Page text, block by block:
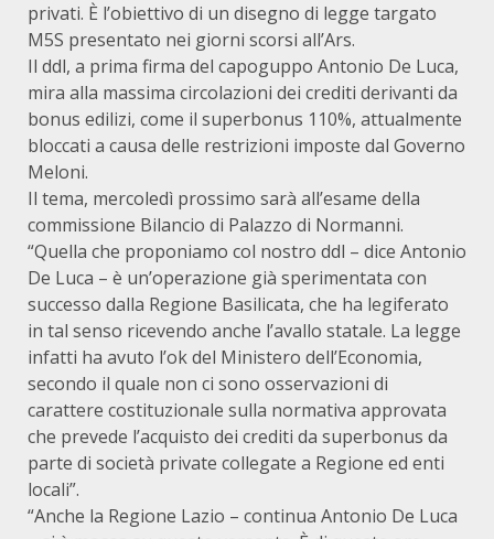
privati. È l’obiettivo di un disegno di legge targato
M5S presentato nei giorni scorsi all’Ars.
Il ddl, a prima firma del capoguppo Antonio De Luca,
mira alla massima circolazioni dei crediti derivanti da
bonus edilizi, come il superbonus 110%, attualmente
bloccati a causa delle restrizioni imposte dal Governo
Meloni.
Il tema, mercoledì prossimo sarà all’esame della
commissione Bilancio di Palazzo di Normanni.
“Quella che proponiamo col nostro ddl – dice Antonio
De Luca – è un’operazione già sperimentata con
successo dalla Regione Basilicata, che ha legiferato
in tal senso ricevendo anche l’avallo statale. La legge
infatti ha avuto l’ok del Ministero dell’Economia,
secondo il quale non ci sono osservazioni di
carattere costituzionale sulla normativa approvata
che prevede l’acquisto dei crediti da superbonus da
parte di società private collegate a Regione ed enti
locali”.
“Anche la Regione Lazio – continua Antonio De Luca